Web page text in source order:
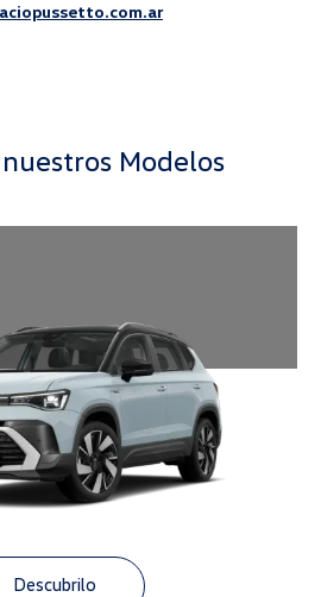
Modelos
Descubrilo